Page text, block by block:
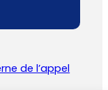
de l’appel